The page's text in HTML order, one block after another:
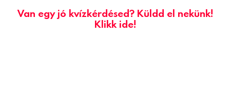
Van egy jó kvízkérdésed? Küldd el nekünk!
Klikk ide!